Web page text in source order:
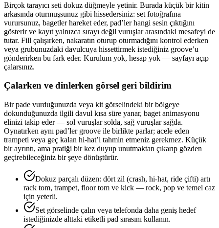
Birçok tarayıcı seti dokuz düğmeyle yetinir. Burada küçük bir kitin
arkasında oturmuşsunuz gibi hissedersiniz: set fotoğrafına
vurursunuz, bagetler hareket eder, pad’ler hangi sesin çıktığını
gösterir ve kayıt yalnızca sırayı değil vuruşlar arasındaki mesafeyi de
tutar. Fill çalışırken, nakaratın oturup oturmadığını kontrol ederken
veya grubunuzdaki davulcuya hissettirmek istediğiniz groove’u
gönderirken bu fark eder. Kurulum yok, hesap yok — sayfayı açıp
çalarsınız.
Çalarken ve dinlerken görsel geri bildirim
Bir pade vurduğunuzda veya kit görselindeki bir bölgeye
dokunduğunuzda ilgili davul kısa süre yanar, baget animasyonu
elinizi takip eder — sol vuruşlar solda, sağ vuruşlar sağda.
Oynatırken aynı pad’ler groove ile birlikte parlar; acele eden
trampeti veya geç kalan hi-hat’i tahmin etmeniz gerekmez. Küçük
bir ayrıntı, ama pratiği bir kez duyup unutmaktan çıkarıp gözden
geçirebileceğiniz bir şeye dönüştürür.
Dokuz parçalı düzen: dört zil (crash, hi-hat, ride çifti) artı
rack tom, trampet, floor tom ve kick — rock, pop ve temel caz
için yeterli.
Set görselinde çalın veya telefonda daha geniş hedef
istediğinizde alttaki etiketli pad sırasını kullanın.